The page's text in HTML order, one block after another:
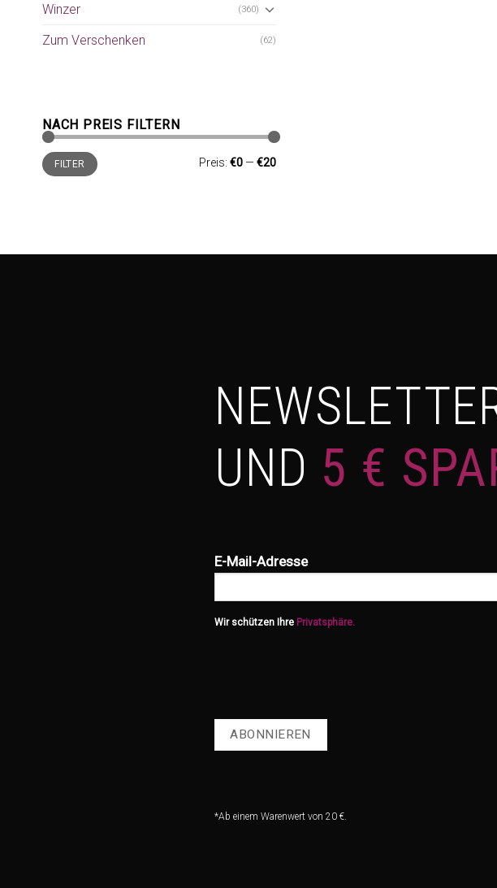
Winzer (360)
Zum Verschenken (62)
NACH PREIS FILTERN
Min.
Preis
Max.
PreisFILTER Preis: €0— €20
UND 5 €
E-Mail-Adresse
Wir schützen Ihre Privatsphäre.
*Ab einem Warenwert von 20 €.